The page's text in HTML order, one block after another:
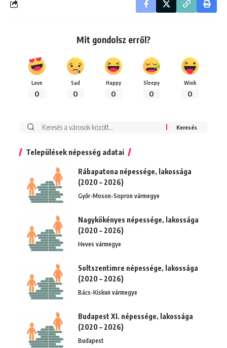
Mit gondolsz erről?
Love
0
Sad
0
Happy
0
Sleepy
0
Wink
0
Keresés:
Települések népesség adatai
Rábapatona népessége, lakossága
(2020 – 2026)
Győr-Moson-Sopron vármegye
Nagykökényes népessége, lakossága
(2020 – 2026)
Heves vármegye
Soltszentimre népessége, lakossága
(2020 – 2026)
Bács-Kiskun vármegye
Budapest XI. népessége, lakossága
(2020 – 2026)
Budapest